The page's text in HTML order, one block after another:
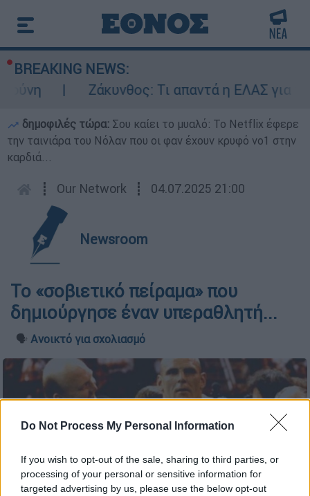
Do Not Process My Personal Information
If you wish to opt-out of the sale, sharing to third parties, or
processing of your personal or sensitive information for
targeted advertising by us, please use the below opt-out
BREAKING NEWS:
Ζάκυνθος: Τι απαντά η ΕΛΑΣ για
δημοφιλές τώρα: Σου καίει το μυαλό: Το Netflix έφερε
την ταινιάρα του Νόλαν που οι φαν έχουν κρυφό νο1 στην
καρδιά...
┋ Our Network ┋ 04.07.2025 21:00
Newsroom
Το «σοβιετικό πείραμα» που
δημιούργησε έναν υπεραθλητή...
🗣️ Ανοικτό για σχολιασμό